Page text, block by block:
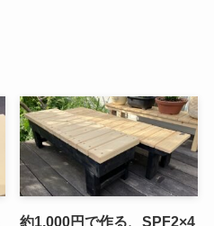
約1,000円で作る、SPF2×4